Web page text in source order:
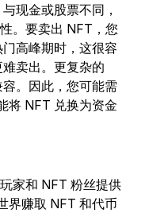
现金或股票不同，
。要卖出 NFT，您
高峰期时，这很容
卖出。更复杂的
。因此，您可能需
将 NFT 兑换为资金
家和 NFT 粉丝提供
界赚取 NFT 和代币